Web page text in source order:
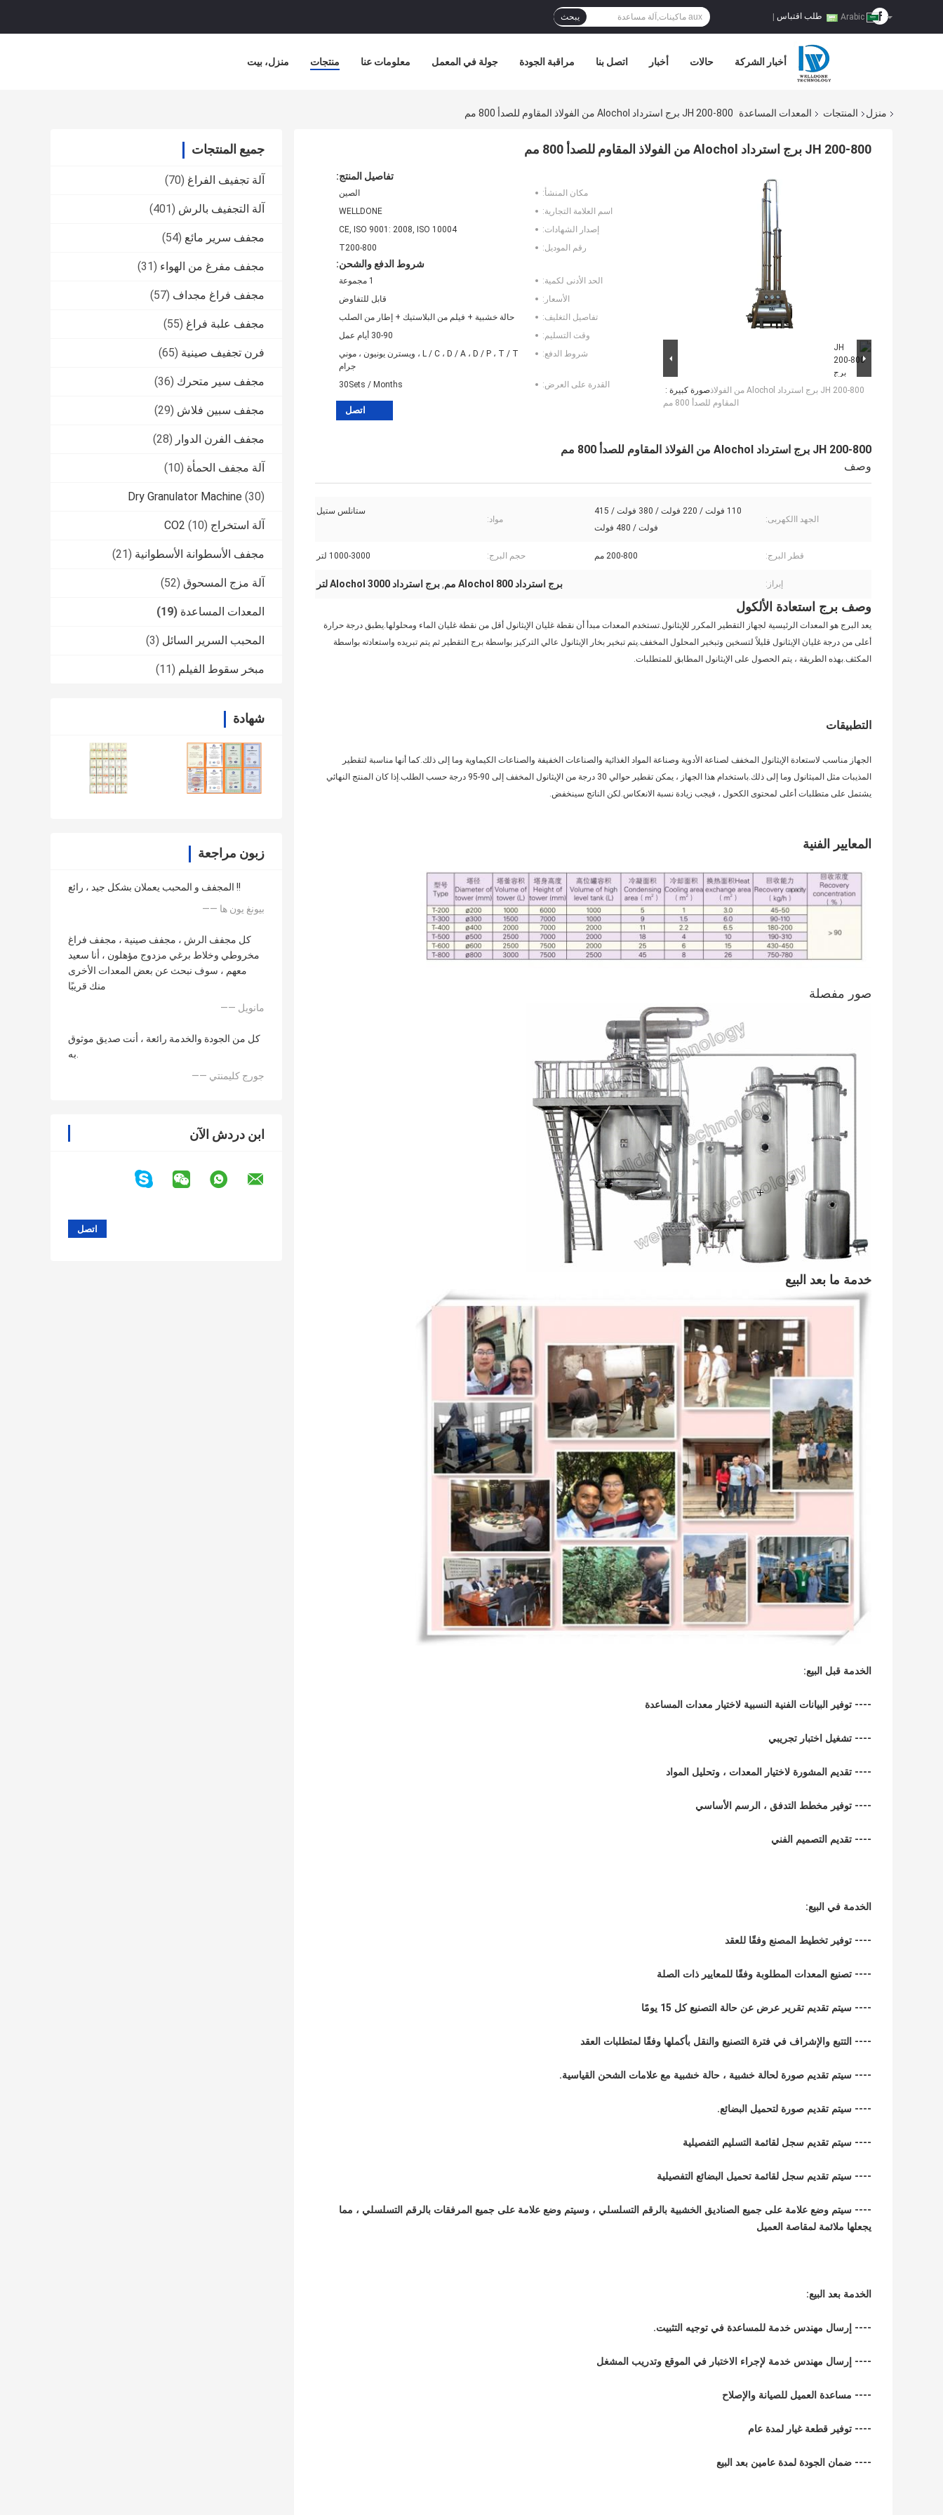
طلب اقتباس يبحث
منزل، بيت منتجات معلومات عنا جولة في المعمل مراقبة الجودة اتصل بنا أخبار حالات أخبار الشركة
منزل المنتجات المعدات المساعدة JH 200-800 برج استرداد Alochol من الفولاذ المقاوم للصدأ 800 مم
جميع المنتجات
آلة تجفيف الفراغ (70)
آلة التجفيف بالرش (401)
مجفف سرير مائع (54)
مجفف مفرغ من الهواء (31)
مجفف فراغ مجداف (57)
مجفف علبة فراغ (55)
فرن تجفيف صينية (65)
مجفف سير متحرك (36)
مجفف سبين فلاش (29)
مجفف الفرن الدوار (28)
آلة مجفف الحمأة (10)
Dry Granulator Machine (30)
آلة استخراج CO2 (10)
مجفف الأسطوانة الأسطوانية (21)
آلة مزج المسحوق (52)
المعدات المساعدة (19)
المحبب السرير السائل (3)
مبخر سقوط الفيلم (11)
شهادة
زبون مراجعة
المجفف و المحبب يعملان بشكل جيد ، رائع !!
—— بيونغ يون ها
كل مجفف الرش ، مجفف صينية ، مجفف فراغ
مخروطي وخلاط برغي مزدوج مؤهلون ، أنا سعيد
معهم ، سوف نبحث عن بعض المعدات الأخرى
منك قريبًا
—— مانويل
كل من الجودة والخدمة رائعة ، أنت صديق موثوق
به.
—— جورج كليمنتي
ابن دردش الآن
JH 200-800 برج استرداد Alochol من الفولاذ المقاوم للصدأ 800 مم
صورة كبيرة :JH 200-800 برج استرداد Alochol من الفولاذ
المقاوم للصدأ 800 مم
تفاصيل المنتج:
مكان المنشأ:
الصين
اسم العلامة التجارية:
WELLDONE
إصدار الشهادات:
CE, ISO 9001: 2008, ISO 10004
رقم الموديل:
T200-800
شروط الدفع والشحن:
الحد الأدنى لكمية:
1 مجموعة
الأسعار:
قابل للتفاوض
تفاصيل التغليف:
حالة خشبية + فيلم من البلاستيك + إطار من الصلب
وقت التسليم:
30-90 أيام عمل
شروط الدفع:
L / C ، D / A ، D / P ، T / T ، ويسترن يونيون ، موني
جرام
القدرة على العرض:
30Sets / Months
اتصل
JH 200-800 برج استرداد Alochol من الفولاذ المقاوم للصدأ 800 مم
وصف
الجهد االكهربى:
110 فولت / 220 فولت / 380 فولت / 415
فولت / 480 فولت
مواد:
ستانلس ستيل
قطر البرج: 200-800 مم حجم البرج: 1000-3000 لتر
إبراز: برج استرداد Alochol 800 مم , برج استرداد Alochol 3000 لتر
وصف برج استعادة الألكول
المكثف.بهذه الطريقة ، يتم الحصول على الإيثانول المطابق للمتطلبات.
التطبيقات
يشتمل على متطلبات أعلى لمحتوى الكحول ، فيجب زيادة نسبة الانعكاس.لكن الناتج سينخفض.
المعايير الفنية
صور مفصلة
خدمة ما بعد البيع
الخدمة قبل البيع:
---- توفير البيانات الفنية النسبية لاختيار معدات المساعدة
---- تشغيل اختبار تجريبي
---- تقديم المشورة لاختيار المعدات ، وتحليل المواد
---- توفير مخطط التدفق ، الرسم الأساسي
---- تقديم التصميم الفني
الخدمة في البيع:
---- توفير تخطيط المصنع وفقًا للعقد
---- تصنيع المعدات المطلوبة وفقًا للمعايير ذات الصلة
---- سيتم تقديم تقرير عرض عن حالة التصنيع كل 15 يومًا
---- التتبع والإشراف في فترة التصنيع والنقل بأكملها وفقًا لمتطلبات العقد
---- سيتم تقديم صورة لحالة خشبية ، حالة خشبية مع علامات الشحن القياسية.
---- سيتم تقديم صورة لتحميل البضائع.
---- سيتم تقديم سجل لقائمة التسليم التفصيلية
---- سيتم تقديم سجل لقائمة تحميل البضائع التفصيلية
---- سيتم وضع علامة على جميع الصناديق الخشبية بالرقم التسلسلي ، وسيتم وضع علامة على جميع المرفقات بالرقم التسلسلي ، مما
يجعلها ملائمة لمقاصة العميل
الخدمة بعد البيع:
---- إرسال مهندس خدمة للمساعدة في توجيه التثبيت.
---- إرسال مهندس خدمة لإجراء الاختبار في الموقع وتدريب المشغل
---- مساعدة العميل للصيانة والإصلاح
---- توفير قطعة غيار لمدة عام
---- ضمان الجودة لمدة عامين بعد البيع